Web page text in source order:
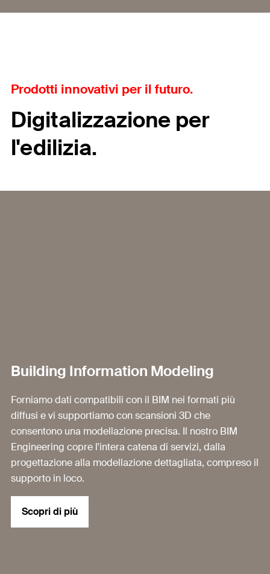
Prodotti innovativi per il futuro.
Digitalizzazione per
l'edilizia.
Building Information Modeling
Forniamo dati compatibili con il BIM nei formati più
diffusi e vi supportiamo con scansioni 3D che
consentono una modellazione precisa. Il nostro BIM
Engineering copre l'intera catena di servizi, dalla
progettazione alla modellazione dettagliata, compreso il
supporto in loco.
Scopri di più